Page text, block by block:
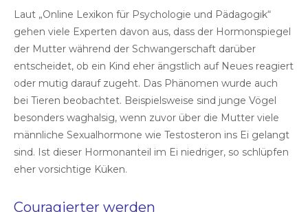
Laut „Online Lexikon für Psychologie und Pädagogik“
gehen viele Experten davon aus, dass der Hormonspiegel
der Mutter während der Schwangerschaft darüber
entscheidet, ob ein Kind eher ängstlich auf Neues reagiert
oder mutig darauf zugeht. Das Phänomen wurde auch
bei Tieren beobachtet. Beispielsweise sind junge Vögel
besonders waghalsig, wenn zuvor über die Mutter viele
männliche Sexualhormone wie Testosteron ins Ei gelangt
sind. Ist dieser Hormonanteil im Ei niedriger, so schlüpfen
eher vorsichtige Küken.
Couragierter werden